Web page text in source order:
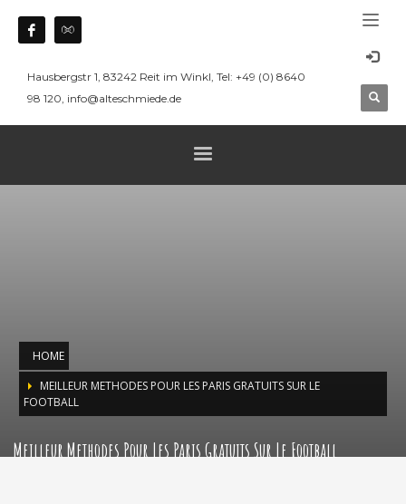
Hausbergstr 1, 83242 Reit im Winkl, Tel: +49 (0) 8640
98 120, info@alteschmiede.de
HOME
MEILLEUR METHODES POUR LES PARIS GRATUITS SUR LE
FOOTBALL
Meilleur Methodes Pour Les Paris Gratuits Sur Le Football